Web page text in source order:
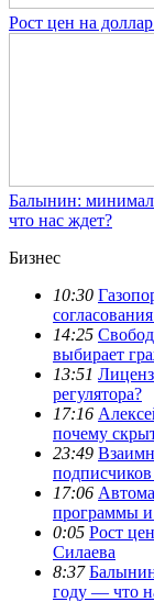
Рост цен на
Балынин:
что нас ждет?
Бизнес
10:30
14:25
выбирает
13:51
регулятора?
17:16
почему
23:49
17:06
программы и
0:05 Рост
Силаева
8:37
году — что